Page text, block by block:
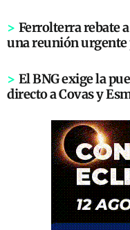
> Ferrolterra rebate
una reunión urgente
> El BNG exige la
directo a Covas y